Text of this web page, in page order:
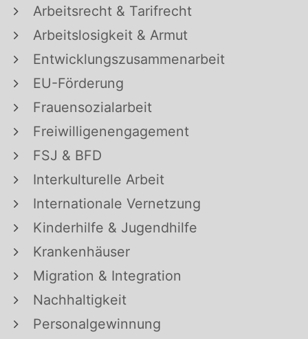
Arbeitsrecht & Tarifrecht
Arbeitslosigkeit & Armut
Entwicklungszusammenarbeit
EU-Förderung
Frauensozialarbeit
Freiwilligenengagement
FSJ & BFD
Interkulturelle Arbeit
Internationale Vernetzung
Kinderhilfe & Jugendhilfe
Krankenhäuser
Migration & Integration
Nachhaltigkeit
Personalgewinnung